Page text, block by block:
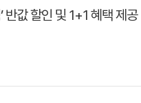
반값 할인 및 1+1 혜택 제공